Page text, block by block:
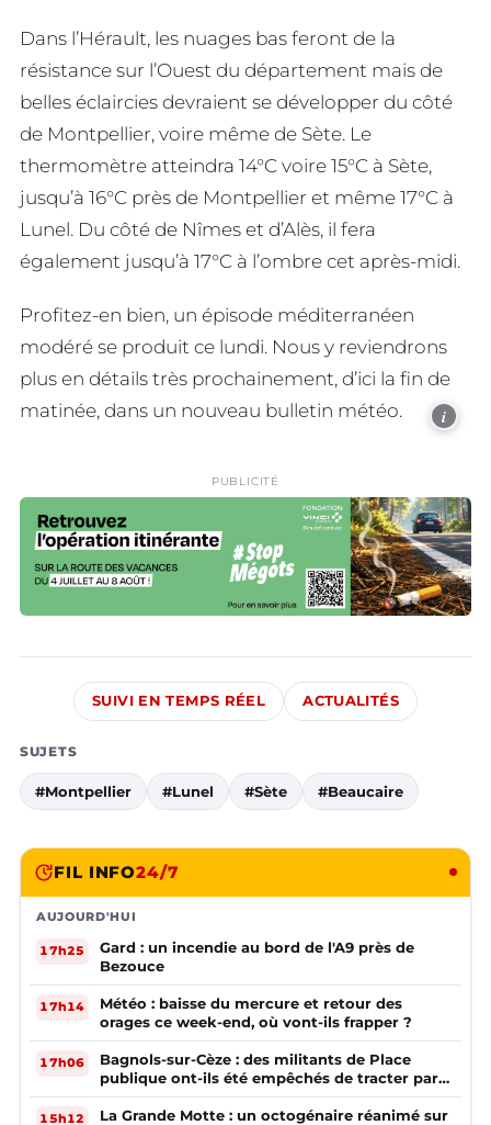
Dans l’Hérault, les nuages bas feront de la
résistance sur l’Ouest du département mais de
belles éclaircies devraient se développer du côté
de Montpellier, voire même de Sète. Le
thermomètre atteindra 14°C voire 15°C à Sète,
jusqu’à 16°C près de Montpellier et même 17°C à
Lunel. Du côté de Nîmes et d’Alès, il fera
également jusqu’à 17°C à l’ombre cet après-midi.
Profitez-en bien, un épisode méditerranéen
modéré se produit ce lundi. Nous y reviendrons
plus en détails très prochainement, d’ici la fin de
matinée, dans un nouveau bulletin météo.
i
PUBLICITÉ
SUIVI EN TEMPS RÉEL ACTUALITÉS
SUJETS
#Montpellier #Lunel #Sète #Beaucaire
FIL INFO24/7
AUJOURD'HUI
17h25
Gard : un incendie au bord de l'A9 près de
Bezouce
17h14
Météo : baisse du mercure et retour des
orages ce week-end, où vont-ils frapper ?
17h06
Bagnols-sur-Cèze : des militants de Place
publique ont-ils été empêchés de tracter par
la mairie ?
15h12
La Grande Motte : un octogénaire réanimé sur